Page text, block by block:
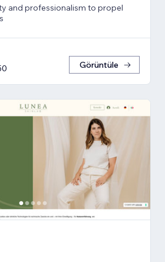
and professionalism to propel
Görüntüle